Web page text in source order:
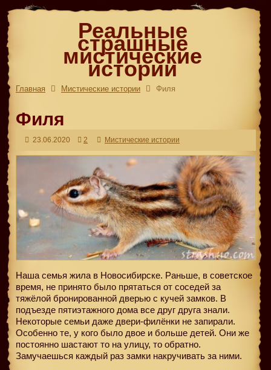
Реальные
страшные
мистические
истории
Главная Мистические истории Филя
Филя
23.06.2020 2 Мистические истории
Наша семья жила в Новосибирске. Раньше, в советское
время, не принято было прятаться от соседей за
тяжёлой бронированной дверью с кучей замков. В
подъезде пятиэтажного дома все друг друга знали.
Некоторые семьи даже двери-филёнки не запирали.
Особенно те, у кого было двое и больше детей. Они же
постоянно шастают то на улицу, то обратно.
Замучаешься каждый раз замки накручивать за ними.